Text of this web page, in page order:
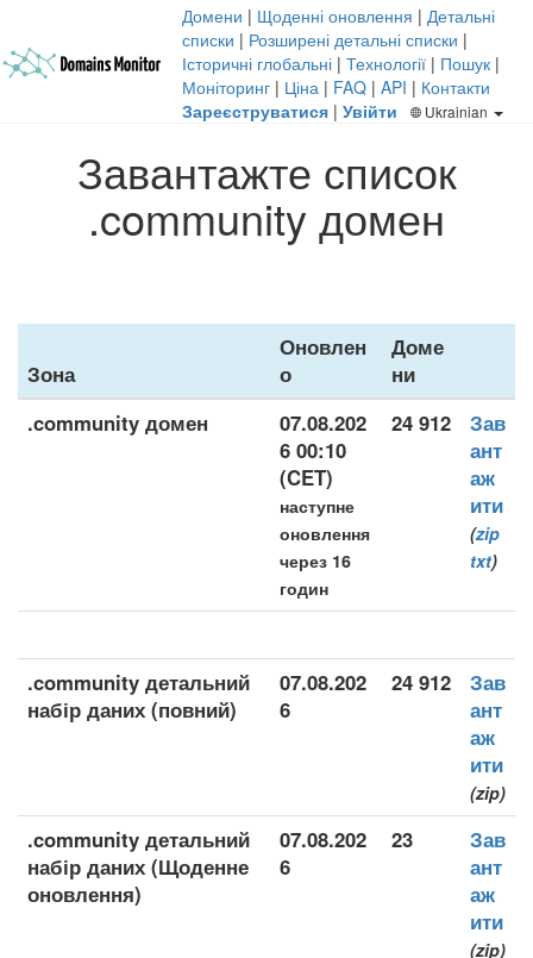
Домени | Щоденні оновлення | Детальні
списки | Розширені детальні списки |
Історичні глобальні | Технології | Пошук |
Моніторинг | Ціна | FAQ | API | Контакти
Зареєструватися | Увійти Ukrainian
Завантажте список
.community домен
Зона
Оновлен
о
Доме
ни
.community домен
07.08.202
6 00:10
(CET)
наступне
оновлення
через 16
годин
24 912
Зав
ант
аж
ити
(zip
txt)
.community детальний
набір даних (повний)
07.08.202
6
24 912
Зав
ант
аж
ити
(zip)
.community детальний
набір даних (Щоденне
оновлення)
07.08.202
6
23
Зав
ант
аж
ити
(zip)